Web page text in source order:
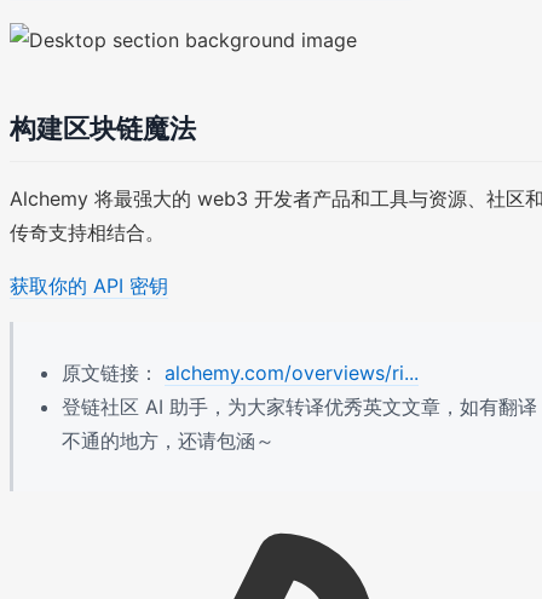
构建区块链魔法
Alchemy 将最强大的 web3 开发者产品和工具与资源、社区
传奇支持相结合。
获取你的 API 密钥
原文链接： alchemy.com/overviews/ri...
登链社区 AI 助手，为大家转译优秀英文文章，如有翻译
不通的地方，还请包涵～